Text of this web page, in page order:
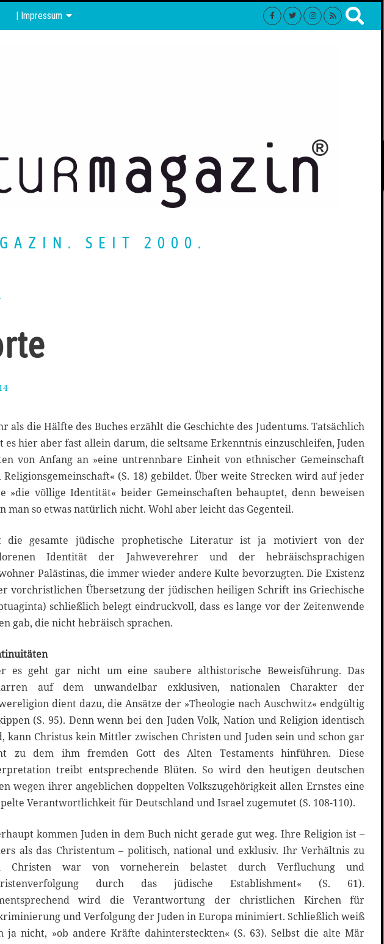
| Impressum
SEIT 2000.
J
n
u
a
2
0
4
als die Hälfte des Buches erzählt die Geschichte des Judentums. Tatsächlich
es hier aber fast allein darum, die seltsame Erkenntnis einzuschleifen, Juden
von Anfang an »eine untrennbare Einheit von ethnischer Gemeinschaft
Religionsgemeinschaft« (S. 18) gebildet. Über weite Strecken wird auf jeder
»die völlige Identität« beider Gemeinschaften behauptet, denn beweisen
man so etwas natürlich nicht. Wohl aber leicht das Gegenteil.
die gesamte jüdische prophetische Literatur ist ja motiviert von der
Identität der Jahweverehrer und der hebräischsprachigen
Palästinas, die immer wieder andere Kulte bevorzugten. Die Existenz
vorchristlichen Übersetzung der jüdischen heiligen Schrift ins Griechische
schließlich belegt eindruckvoll, dass es lange vor der Zeitenwende
gab, die nicht hebräisch sprachen.
es geht gar nicht um eine saubere althistorische Beweisführung. Das
auf dem unwandelbar exklusiven, nationalen Charakter der
dient dazu, die Ansätze der »Theologie nach Auschwitz« endgültig
(S. 95). Denn wenn bei den Juden Volk, Nation und Religion identisch
kann Christus kein Mittler zwischen Christen und Juden sein und schon gar
zu dem ihm fremden Gott des Alten Testaments hinführen. Diese
treibt entsprechende Blüten. So wird den heutigen deutschen
wegen ihrer angeblichen doppelten Volkszugehörigkeit allen Ernstes eine
Verantwortlichkeit für Deutschland und Israel zugemutet (S. 108-110).
kommen Juden in dem Buch nicht gerade gut weg. Ihre Religion ist –
als das Christentum – politisch, national und exklusiv. Ihr Verhältnis zu
Christen war von vorneherein belastet durch Verfluchung und
durch das jüdische Establishment« (S. 61).
wird die Verantwortung der christlichen Kirchen für
und Verfolgung der Juden in Europa minimiert. Schließlich weiß
ja nicht, »ob andere Kräfte dahintersteckten« (S. 63). Selbst die alte Mär